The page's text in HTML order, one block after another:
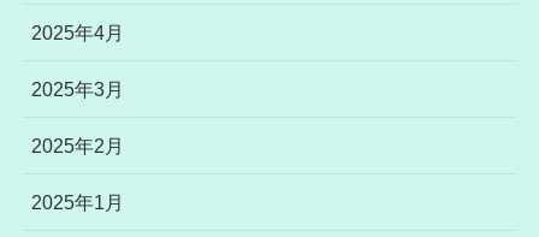
2025年4月
2025年3月
2025年2月
2025年1月